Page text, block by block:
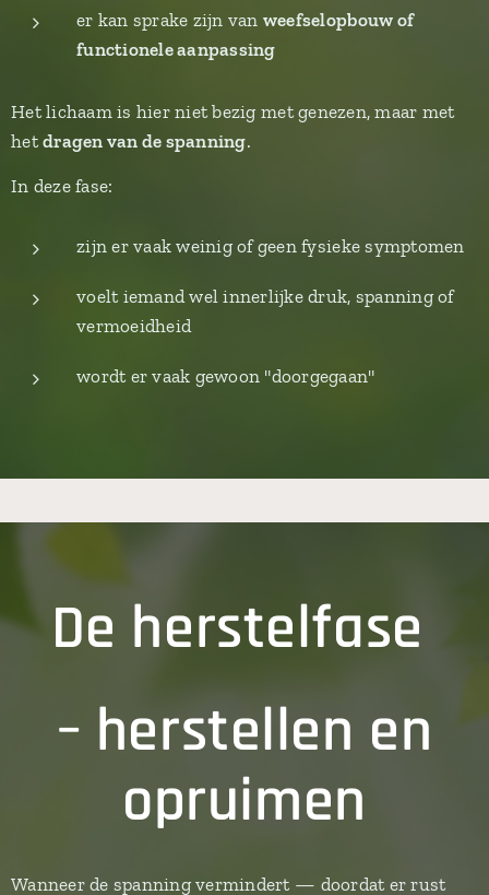
er kan sprake zijn van weefselopbouw of
functionele aanpassing
Het lichaam is hier niet bezig met genezen, maar met
hetdragen van de spanning.
In deze fase:
zijn er vaak weinig of geen fysieke symptomen
voelt iemand wel innerlijke druk, spanning of
vermoeidheid
wordt er vaak gewoon "doorgegaan"
De herstelfase
– herstellen en
opruimen
Wanneer de spanning vermindert — doordat er rust